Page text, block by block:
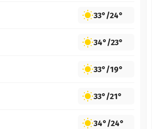
33°/24°
34°/23°
33°/19°
33°/21°
34°/24°